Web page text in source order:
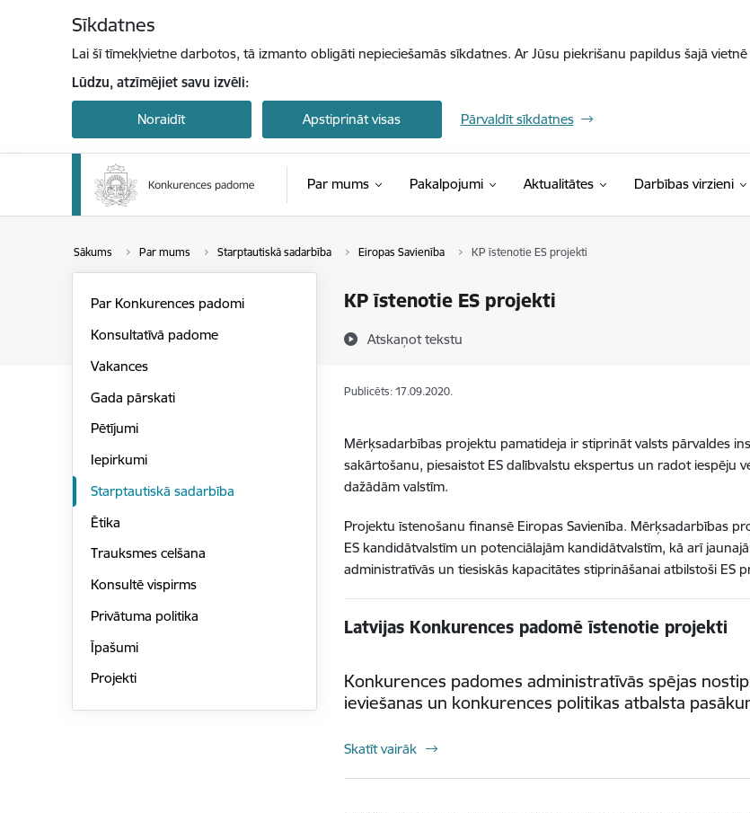
Sīkdatnes
Lai šī tīmekļvietne darbotos, tā izmanto obligāti nepieciešamās sīkdatnes. Ar Jūsu piekrišanu papildus šajā
Lūdzu, atzīmējiet savu izvēli:
Noraidīt Apstiprināt visas Pārvaldīt sīkdatnes
Par mums Pakalpojumi Aktualitātes Darbības virzieni
Sākums Par mums Starptautiskā sadarbība Eiropas Savienība KP īstenotie ES projekti
KP īstenotie ES projekti
Atskaņot tekstu
Par Konkurences padomi
Konsultatīvā padome
Vakances
Gada pārskati
Pētījumi
Iepirkumi
Starptautiskā sadarbība
Ētika
Trauksmes celšana
Konsultē vispirms
Privātuma politika
Īpašumi
Projekti
Publicēts: 17.09.2020.
Mērķsadarbības projektu pamatideja ir stiprināt valsts pārvaldes
sakārtošanu, piesaistot ES dalībvalstu ekspertus un radot iespēju
dažādām valstīm.
Projektu īstenošanu finansē Eiropas Savienība. Mērķsadarbības
ES kandidātvalstīm un potenciālajām kandidātvalstīm, kā arī
administratīvās un tiesiskās kapacitātes stiprināšanai atbilstoši ES
Latvijas Konkurences padomē īstenotie projekti
Konkurences padomes administratīvās spējas
ieviešanas un konkurences politikas atbalsta
Skatīt vairāk